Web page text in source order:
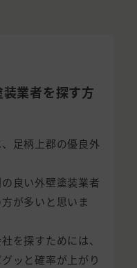
業者を探す方
足柄上郡の優良外
良い外壁塗装業者
が多いと思いま
を探すためには、
ッと確率が上がり